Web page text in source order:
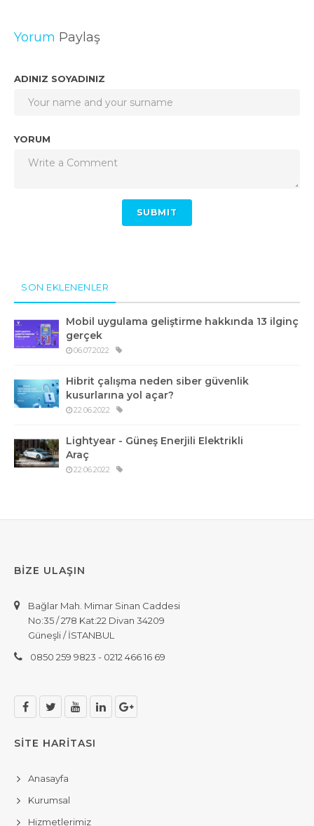
Yorum Paylaş
ADINIZ SOYADINIZ
YORUM
SON EKLENENLER
Mobil uygulama geliştirme hakkında 13 ilginç
gerçek
06.07.2022
Hibrit çalışma neden siber güvenlik
kusurlarına yol açar?
22.06.2022
Lightyear - Güneş Enerjili Elektrikli
Araç
22.06.2022
BİZE ULAŞIN
Bağlar Mah. Mimar Sinan Caddesi
No:35 / 278 Kat:22 Divan 34209
Güneşli / İSTANBUL
0850 259 9823 - 0212 466 16 69
SİTE HARİTASI
Anasayfa
Kurumsal
Hizmetlerimiz